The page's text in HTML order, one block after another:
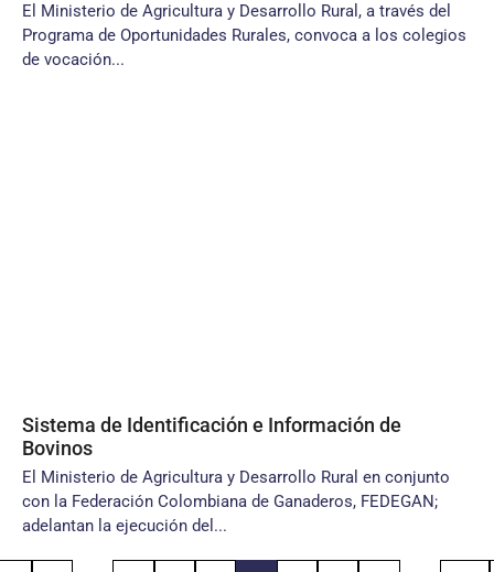
El Ministerio de Agricultura y Desarrollo Rural, a través del
Programa de Oportunidades Rurales, convoca a los colegios
de vocación...
Sistema de Identificación e Información de
Bovinos
El Ministerio de Agricultura y Desarrollo Rural en conjunto
con la Federación Colombiana de Ganaderos, FEDEGAN;
adelantan la ejecución del...